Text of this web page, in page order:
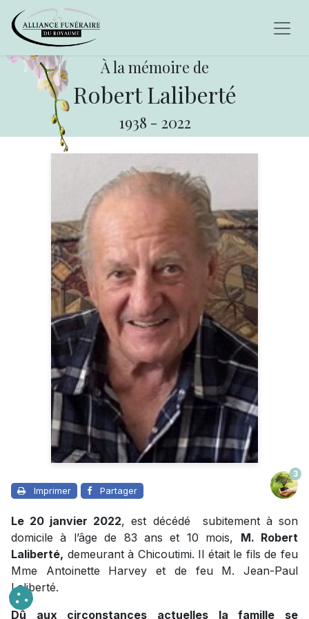
À la mémoire de
Robert Laliberté
1938 - 2022
Imprimer Partager
3
Le 20 janvier 2022, est décédé subitement à son
domicile à l’âge de 83 ans et 10 mois, M. Robert
Laliberté, demeurant à Chicoutimi. Il était le fils de feu
Mme Antoinette Harvey et de feu M. Jean-Paul
Laliberté.
Dû aux circonstances actuelles la famille se